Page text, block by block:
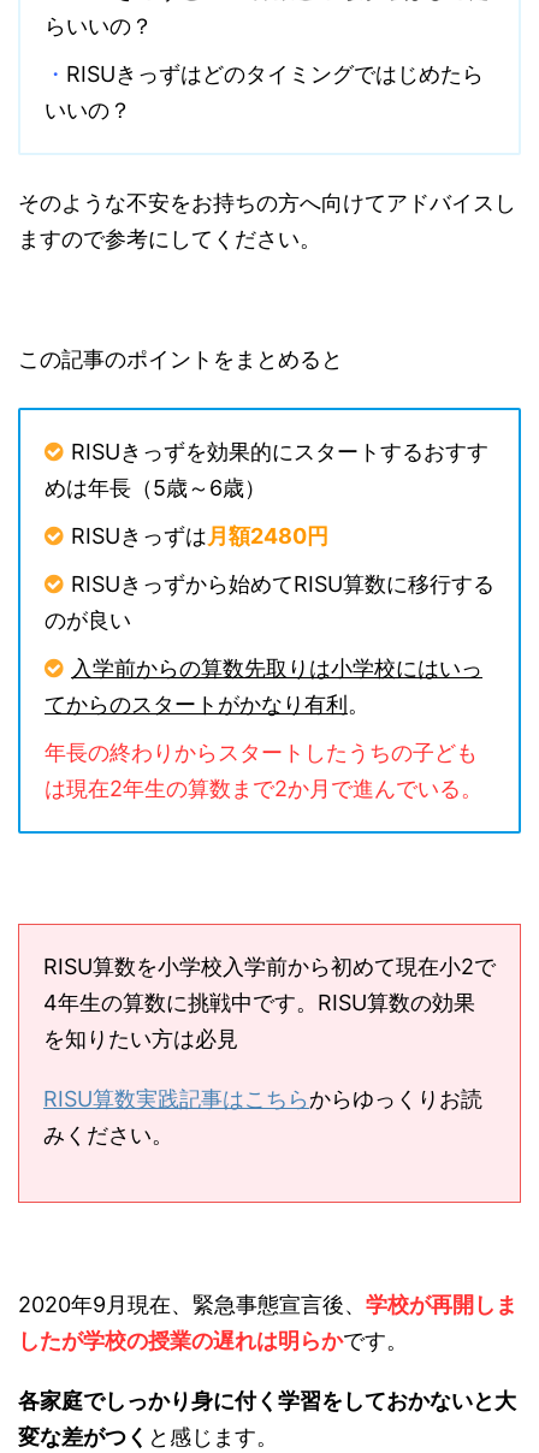
らいいの？
・ RISUきっずはどのタイミングではじめたら
いいの？
そのような不安をお持ちの方へ向けてアドバイスし
ますので参考にしてください。
この記事のポイントをまとめると
RISUきっずを効果的にスタートするおすす
めは年長（5歳～6歳）
RISUきっずは月額2480円
RISUきっずから始めてRISU算数に移行する
のが良い
入学前からの算数先取りは小学校にはいっ
てからのスタートがかなり有利。
年長の終わりからスタートしたうちの子ども
は現在2年生の算数まで2か月で進んでいる。
RISU算数を小学校入学前から初めて現在小2で
4年生の算数に挑戦中です。RISU算数の効果
を知りたい方は必見
RISU算数実践記事はこちらからゆっくりお読
みください。
2020年9月現在、緊急事態宣言後、 学校が再開しま
したが学校の授業の遅れは明らかです。
各家庭でしっかり身に付く学習をしておかないと大
変な差がつく と感じます。